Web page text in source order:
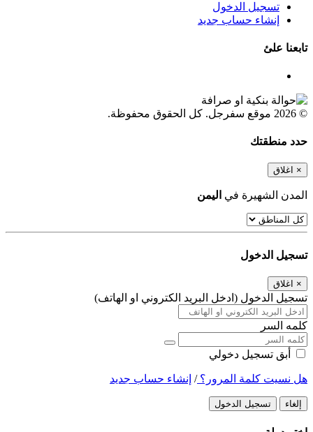
تسجيل الدخول
إنشاء حساب جديد
تابعنا علئ
© 2026 موقع سفرجل. كل الحقوق محفوظة.
حدد منطقتك
× اغلاق
المدن الشهيرة في اليمن
تسجيل الدخول
× اغلاق
تسجيل الدخول (ادخل البريد الكتروني او الهاتف)
كلمه السر
أبق تسجيل دخولي
هل نسيت كلمة المرور؟/ إنشاء حساب جديد
إلغاء تسجيل الدخول